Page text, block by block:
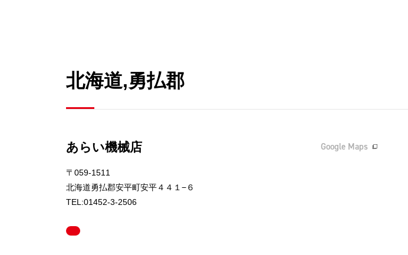
北海道,勇払郡
あらい機械店 Google Maps
〒059-1511
北海道勇払郡安平町安平４４１−６
TEL:01452-3-2506